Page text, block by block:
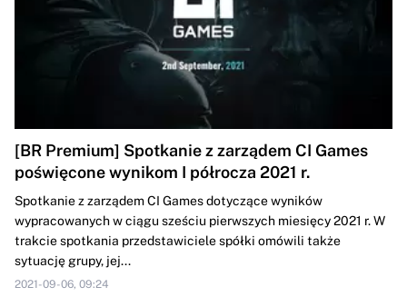
[BR Premium] Spotkanie z zarządem CI Games
poświęcone wynikom I półrocza 2021 r.
Spotkanie z zarządem CI Games dotyczące wyników
wypracowanych w ciągu sześciu pierwszych miesięcy 2021 r. W
trakcie spotkania przedstawiciele spółki omówili także
sytuację grupy, jej...
2021-09-06, 09:24